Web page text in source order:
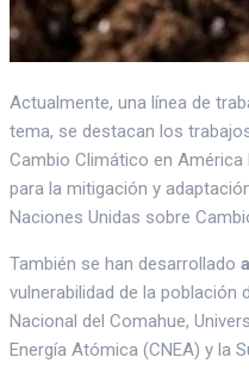
Actualmente, una línea de
tema, se destacan los
Cambio Climático en América
para la mitigación y
Naciones Unidas sobre
También se han desarrollado
vulnerabilidad de la población
Nacional del Comahue,
Energía Atómica (CNEA) y la